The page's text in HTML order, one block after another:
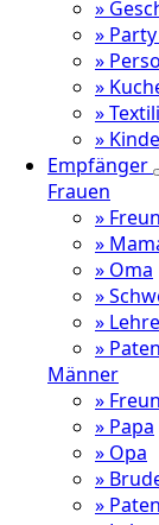
»
»
»
»
»
»
Empfänger
Frauen
»
»
» Oma
»
»
»
Männer
»
» Papa
» Opa
»
»